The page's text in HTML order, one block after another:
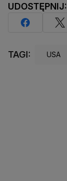
UDOSTĘPNIJ:
TAGI: USA